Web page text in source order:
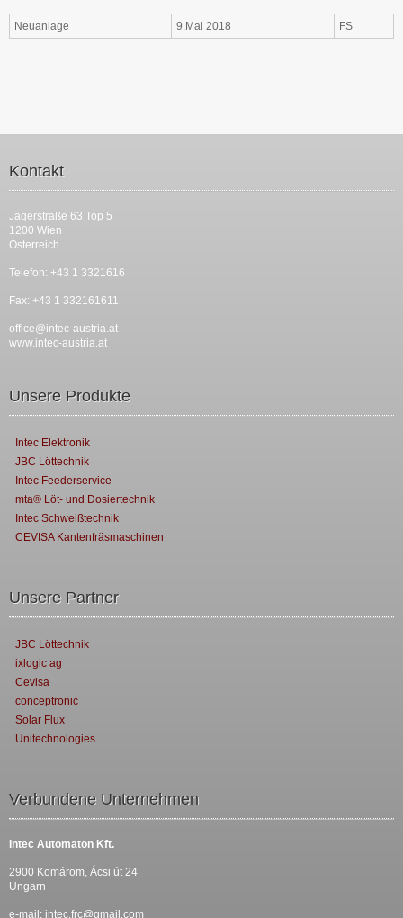
Neuanlage 9.Mai 2018 FS
Kontakt
Jägerstraße 63 Top 5
1200 Wien
Österreich
Telefon: +43 1 3321616
Fax: +43 1 332161611
office@intec-austria.at
www.intec-austria.at
Unsere Produkte
Intec Elektronik
JBC Löttechnik
Intec Feederservice
mta® Löt- und Dosiertechnik
Intec Schweißtechnik
CEVISA Kantenfräsmaschinen
Unsere Partner
JBC Löttechnik
ixlogic ag
Cevisa
conceptronic
Solar Flux
Unitechnologies
Verbundene Unternehmen
Intec Automaton Kft.
2900 Komárom, Ácsi út 24
Ungarn
e-mail: intec.frc@gmail.com